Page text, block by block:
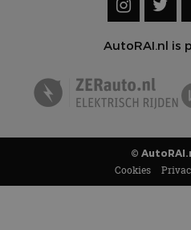
AutoRAI.nl is
©
Cookies